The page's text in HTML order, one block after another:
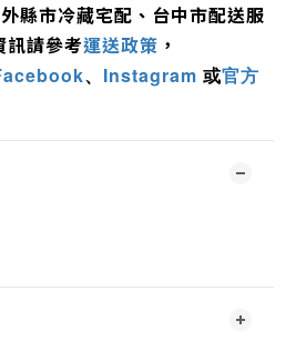
縣市冷藏宅配、 台中市配送服
請參考運送政策 ，
、 Instagram 或官方